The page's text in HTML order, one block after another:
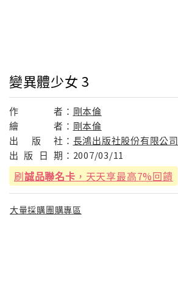
變異體少女 3
作 者： 剛本倫
繪
者： 剛本倫
出
版 社： 長鴻出版社股份有限公司
出 版 日 期： 2007/03/11
刷誠品聯名卡 ，天天享最高7%回饋
大量採購團購專區